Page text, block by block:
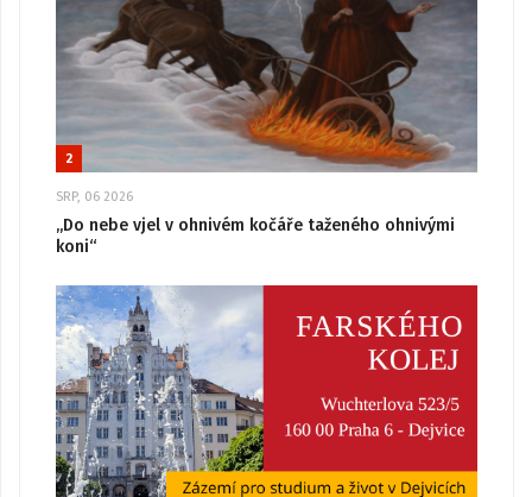
2
SRP, 06 2026
„Do nebe vjel v ohnivém kočáře taženého ohnivými
koni“